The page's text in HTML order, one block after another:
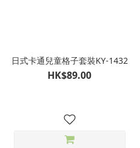
日式卡通兒童格子套裝KY-1432
HK$89.00